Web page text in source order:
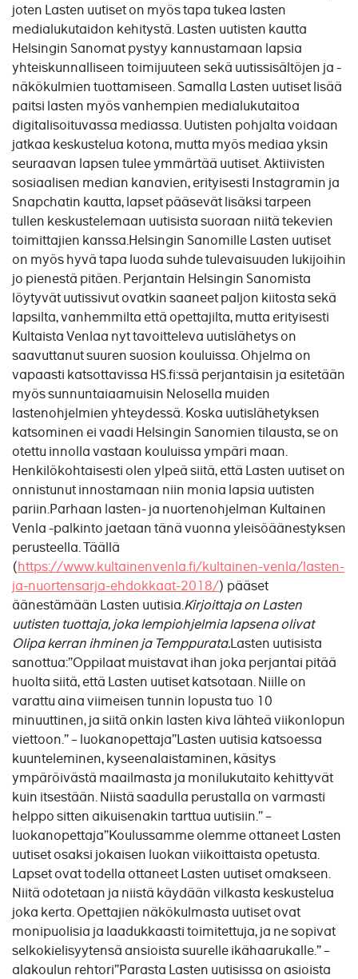
joten Lasten uutiset on myös tapa tukea lasten
medialukutaidon kehitystä. Lasten uutisten kautta
Helsingin Sanomat pystyy kannustamaan lapsia
yhteiskunnalliseen toimijuuteen sekä uutissisältöjen ja -
näkökulmien tuottamiseen. Samalla Lasten uutiset lisää
paitsi lasten myös vanhempien medialukutaitoa
digitalisoituvassa mediassa. Uutisten pohjalta voidaan
jatkaa keskustelua kotona, mutta myös mediaa yksin
seuraavan lapsen tulee ymmärtää uutiset. Aktiivisten
sosiaalisen median kanavien, erityisesti Instagramin ja
Snapchatin kautta, lapset pääsevät lisäksi tarpeen
tullen keskustelemaan uutisista suoraan niitä tekevien
toimittajien kanssa.Helsingin Sanomille Lasten uutiset
on myös hyvä tapa luoda suhde tulevaisuuden lukijoihin
jo pienestä pitäen. Perjantain Helsingin Sanomista
löytyvät uutissivut ovatkin saaneet paljon kiitosta sekä
lapsilta, vanhemmilta että opettajilta, mutta erityisesti
Kultaista Venlaa nyt tavoitteleva uutislähetys on
saavuttanut suuren suosion kouluissa. Ohjelma on
vapaasti katsottavissa HS.fi:ssä perjantaisin ja esitetään
myös sunnuntaiaamuisin Nelosella muiden
lastenohjelmien yhteydessä. Koska uutislähetyksen
katsominen ei vaadi Helsingin Sanomien tilausta, se on
otettu innolla vastaan kouluissa ympäri maan.
Henkilökohtaisesti olen ylpeä siitä, että Lasten uutiset on
onnistunut innostamaan niin monia lapsia uutisten
pariin.Parhaan lasten- ja nuortenohjelman Kultainen
Venla -palkinto jaetaan tänä vuonna yleisöäänestyksen
perusteella. Täällä
(https://www.kultainenvenla.fi/kultainen-venla/lasten-
ja-nuortensarja-ehdokkaat-2018/) pääset
äänestämään Lasten uutisia.Kirjoittaja on Lasten
uutisten tuottaja, joka lempiohjelmia lapsena olivat
Olipa kerran ihminen ja Temppurata.Lasten uutisista
sanottua:”Oppilaat muistavat ihan joka perjantai pitää
huolta siitä, että Lasten uutiset katsotaan. Niille on
varattu aina viimeisen tunnin lopusta tuo 10
minuuttinen, ja siitä onkin lasten kiva lähteä viikonlopun
viettoon.” – luokanopettaja”Lasten uutisia katsoessa
kuunteleminen, kyseenalaistaminen, käsitys
ympäröivästä maailmasta ja monilukutaito kehittyvät
kuin itsestään. Niistä saadulla perustalla on varmasti
helppo sitten aikuisenakin tarttua uutisiin.” –
luokanopettaja”Koulussamme olemme ottaneet Lasten
uutiset osaksi jokaisen luokan viikoittaista opetusta.
Lapset ovat todella ottaneet Lasten uutiset omakseen.
Niitä odotetaan ja niistä käydään vilkasta keskustelua
joka kerta. Opettajien näkökulmasta uutiset ovat
monipuolisia ja laadukkaasti toimitettuja, ja ne sopivat
selkokielisyytensä ansioista suurelle ikähaarukalle.” –
alakoulun rehtori”Parasta Lasten uutisissa on asioista